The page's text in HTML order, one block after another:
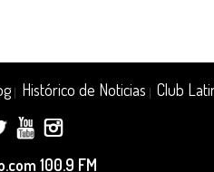
| Histórico de Noticias Club
100.9 FM